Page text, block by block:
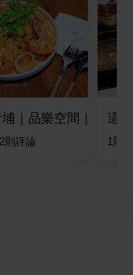
｜品樂空間｜
2則評論
這
1則